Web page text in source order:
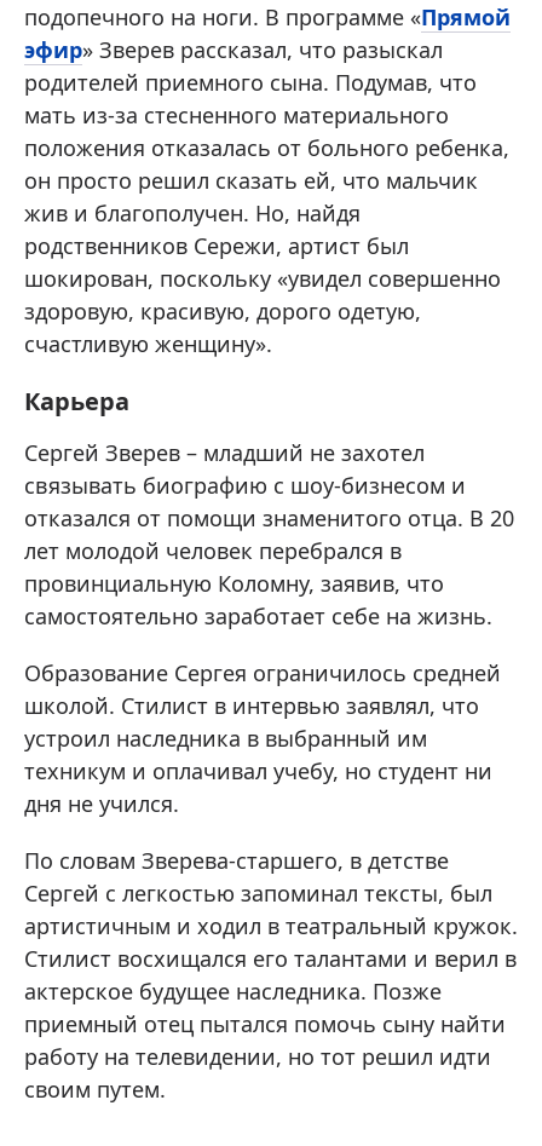
подопечного на ноги. В программе «Прямой
эфир» Зверев рассказал, что разыскал
родителей приемного сына. Подумав, что
мать из-за стесненного материального
положения отказалась от больного ребенка,
он просто решил сказать ей, что мальчик
жив и благополучен. Но, найдя
родственников Сережи, артист был
шокирован, поскольку «увидел совершенно
здоровую, красивую, дорого одетую,
счастливую женщину».
Карьера
Сергей Зверев – младший не захотел
связывать биографию с шоу-бизнесом и
отказался от помощи знаменитого отца. В 20
лет молодой человек перебрался в
провинциальную Коломну, заявив, что
самостоятельно заработает себе на жизнь.
Образование Сергея ограничилось средней
школой. Стилист в интервью заявлял, что
устроил наследника в выбранный им
техникум и оплачивал учебу, но студент ни
дня не учился.
По словам Зверева-старшего, в детстве
Сергей с легкостью запоминал тексты, был
артистичным и ходил в театральный кружок.
Стилист восхищался его талантами и верил в
актерское будущее наследника. Позже
приемный отец пытался помочь сыну найти
работу на телевидении, но тот решил идти
своим путем.